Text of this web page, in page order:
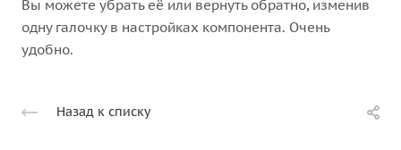
Вы можете убрать её или вернуть обратно, изменив
одну галочку в настройках компонента. Очень
удобно.
Назад к списку